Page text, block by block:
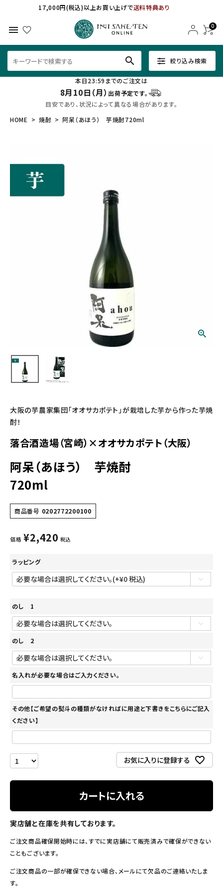
17,000円(税込)以上お買い上げで送料特典あり
menu 0
絞り込み検索
search
本日23:59までのご注文は
8月10日（月） 出荷予定です。
目安であり、状況によって異なる場合があります。
HOME
焼酎 阿呆（あほう） 芋焼酎720ml
大阪の芋農家集団「オオサカポテト」が栽培した芋から作った芋焼
酎！
落合酒造場（宮崎）×オオサカポテト（大阪）
阿呆（あほう） 芋焼酎
720ml
商品番号 0202772200100
価格 ¥2,420 税込
ラッピング
のし 1
のし 2
名入れが必要な場合はご入力ください。
その他【ご希望の熨斗の種類がなければに用途と下書きをこちらにご記入
ください】
お気に入りに登録する
カートに入れる
実店舗と在庫を共有しております。
ご注文商品確保開始時には、すでに実店舗にて販売済みで確保ができない
こともございます。
ご注文商品の一部が確保できない場合、メールにて欠品のご連絡いたしま
す。